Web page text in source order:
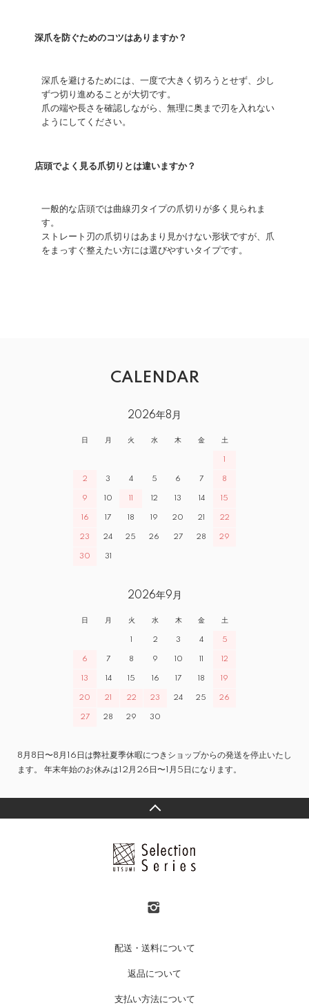
深爪を防ぐためのコツはありますか？
深爪を避けるためには、一度で大きく切ろうとせず、少し
ずつ切り進めることが大切です。
爪の端や長さを確認しながら、無理に奥まで刃を入れない
ようにしてください。
店頭でよく見る爪切りとは違いますか？
一般的な店頭では曲線刃タイプの爪切りが多く見られま
す。
ストレート刃の爪切りはあまり見かけない形状ですが、爪
をまっすぐ整えたい方には選びやすいタイプです。
CALENDAR
2026年8月
日 月 火 水 木 金 土
1
2 3 4 5 6 7 8
9 10 11 12 13 14 15
16 17 18 19 20 21 22
23 24 25 26 27 28 29
30 31
2026年9月
日 月 火 水 木 金 土
1 2 3 4 5
6 7 8 9 10 11 12
13 14 15 16 17 18 19
20 21 22 23 24 25 26
27 28 29 30
8月8日〜8月16日は弊社夏季休暇につきショップからの発送を停止いたし
ます。 年末年始のお休みは12月26日〜1月5日になります。
配送・送料について
返品について
支払い方法について